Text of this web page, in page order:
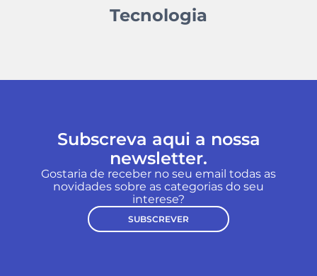
Tecnologia
Subscreva aqui a nossa
newsletter.
Gostaria de receber no seu email todas as
novidades sobre as categorias do seu
interese?
SUBSCREVER